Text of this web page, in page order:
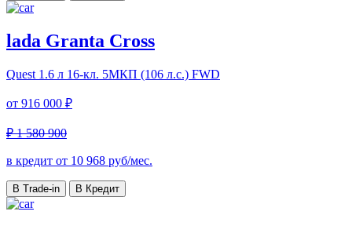
lada Granta Cross
Quest 1.6 л 16-кл. 5МКП (106 л.с.) FWD
от 916 000 ₽
₽ 1 580 900
в кредит от 10 968 руб/мес.
В Trade-in В Кредит